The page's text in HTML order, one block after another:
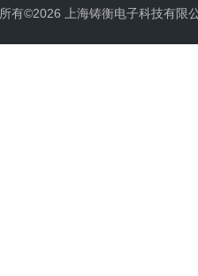
有©2026 上海铸衡电子科技有